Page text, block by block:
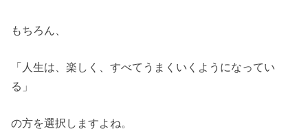
もちろん、
「人生は、楽しく、すべてうまくいくようになってい
る」
の方を選択しますよね。